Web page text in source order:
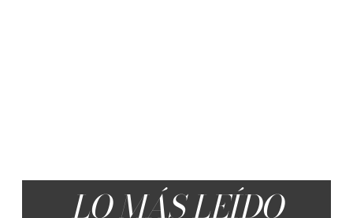
LO MÁS LEÍDO